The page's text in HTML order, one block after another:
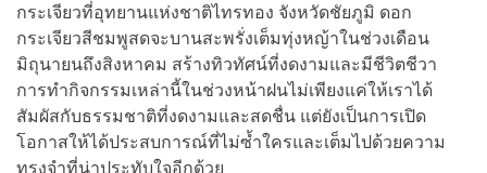
กระเจียวที่อุทยานแห่งชาติไทรทอง จังหวัดชัยภูมิ ดอก
กระเจียวสีชมพูสดจะบานสะพรั่งเต็มทุ่งหญ้าในช่วงเดือน
มิถุนายนถึงสิงหาคม สร้างทิวทัศน์ที่งดงามและมีชีวิตชีวา
การทำกิจกรรมเหล่านี้ในช่วงหน้าฝนไม่เพียงแค่ให้เราได้
สัมผัสกับธรรมชาติที่งดงามและสดชื่น แต่ยังเป็นการเปิด
โอกาสให้ได้ประสบการณ์ที่ไม่ซ้ำใครและเต็มไปด้วยความ
ทรงจำที่น่าประทับใจอีกด้วย